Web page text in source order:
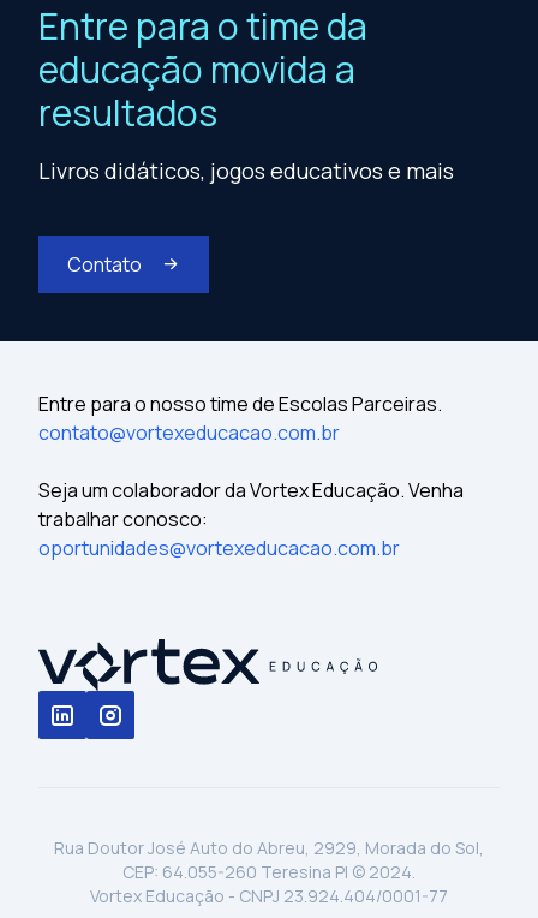
Entre para o time da
educação movida a
resultados
Livros didáticos, jogos educativos e mais
Contato
Entre para o nosso time de Escolas Parceiras.
contato@vortexeducacao.com.br
Seja um colaborador da Vortex Educação. Venha
trabalhar conosco:
oportunidades@vortexeducacao.com.br
Rua Doutor José Auto do Abreu, 2929, Morada do Sol,
CEP: 64.055-260 Teresina PI © 2024.
Vortex Educação - CNPJ 23.924.404/0001-77